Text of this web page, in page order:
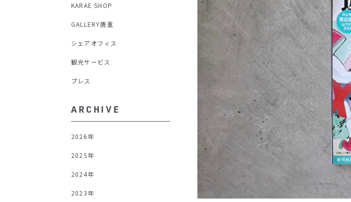
KARAE SHOP
GALLERY唐重
シェアオフィス
観光サービス
プレス
ARCHIVE
2026年
2025年
2024年
2023年